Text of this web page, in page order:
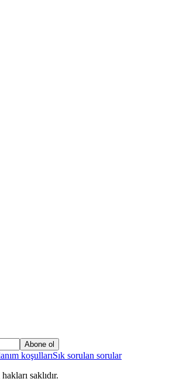
Abone ol
koşullarıSık sorulan sorular
saklıdır.